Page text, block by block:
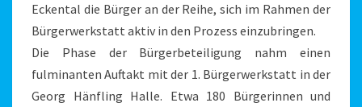
Eckental die Bürger an der Reihe, sich im Rahmen der
Bürgerwerkstatt aktiv in den Prozess einzubringen.
Die Phase der Bürgerbeteiligung nahm einen
fulminanten Auftakt mit der 1. Bürgerwerkstatt in der
Georg Hänfling Halle. Etwa 180 Bürgerinnen und